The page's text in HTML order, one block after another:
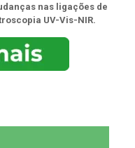
nas ligações de
UV-Vis-NIR.